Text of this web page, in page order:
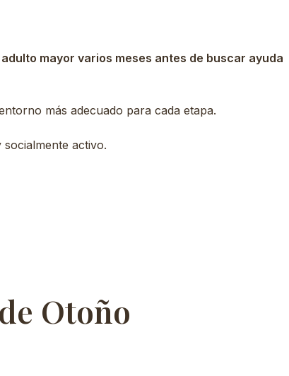
mayor varios meses antes de buscar ayuda
más adecuado para cada etapa.
activo.
Otoño